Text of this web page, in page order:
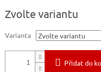
cena:
Zvolte variantu
Varianta
Přidat do